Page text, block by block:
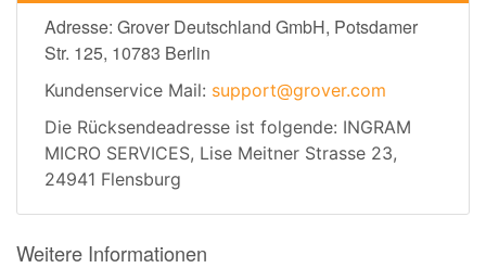
Adresse: Grover Deutschland GmbH, Potsdamer
Str. 125, 10783 Berlin
Kundenservice Mail: support@grover.com
Die Rücksendeadresse ist folgende: INGRAM
MICRO SERVICES, Lise Meitner Strasse 23,
24941 Flensburg
Weitere Informationen